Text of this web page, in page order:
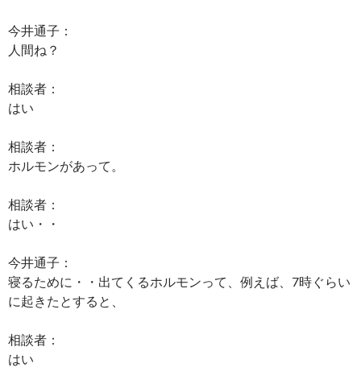
今井通子：
人間ね？
相談者：
はい
相談者：
ホルモンがあって。
相談者：
はい・・
今井通子：
寝るために・・出てくるホルモンって、例えば、7時ぐらい
に起きたとすると、
相談者：
はい